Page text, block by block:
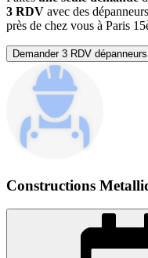
3 RDV avec des
près de chez vous à Paris
Demander 3 RDV dépanneurs
Constructions